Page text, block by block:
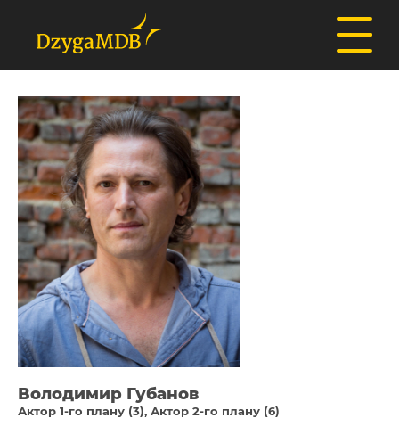
Володимир Губанов
Актор 1-го плану (3) Актор 2-го плану (6)